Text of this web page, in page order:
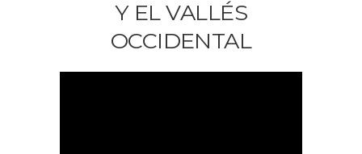
Y EL VALLÉS
OCCIDENTAL